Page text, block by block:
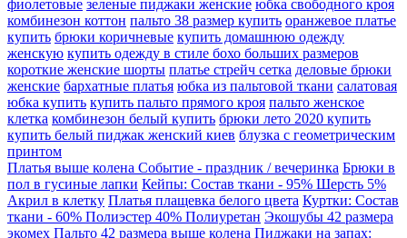
фиолетовые зеленые пиджаки женские юбка свободного кроя
комбинезон коттон пальто 38 размер купить оранжевое платье
купить брюки коричневые купить домашнюю одежду
женскую купить одежду в стиле бохо больших размеров
короткие женские шорты платье стрейч сетка деловые брюки
женские бархатные платья юбка из пальтовой ткани салатовая
юбка купить купить пальто прямого кроя пальто женское
клетка комбинезон белый купить брюки лето 2020 купить
купить белый пиджак женский киев блузка с геометрическим
принтом
Платья выше колена Событие - праздник / вечеринка Брюки в
пол в гусиные лапки Кейпы: Состав ткани - 95% Шерсть 5%
Акрил в клетку Платья плащевка белого цвета Куртки: Состав
ткани - 60% Полиэстер 40% Полиуретан Экошубы 42 размера
экомех Пальто 42 размера выше колена Пиджаки на запах: